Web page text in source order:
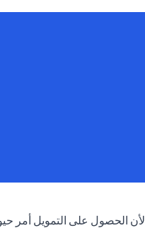
لأن الحصول على التمويل أمر